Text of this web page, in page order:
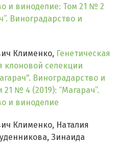
и виноделие: Том 21 № 2
Виноградарство и
Клименко, Генетическая
клоновой селекции
Виноградарство и
№ 4 (2019): “Магарач”.
и виноделие
Клименко, Наталия
Зинаида